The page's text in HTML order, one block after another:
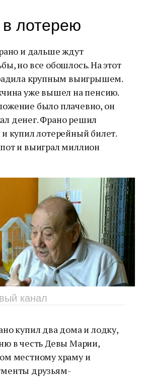
лотерею
и дальше ждут
но все обошлось. На этот
крупным выигрышем.
уже вышел на пенсию.
было плачевно, он
денег. Франо решил
купил лотерейный билет.
и выиграл миллион
канал
купил два дома и лодку,
в честь Девы Марии,
местному храму и
друзьям-